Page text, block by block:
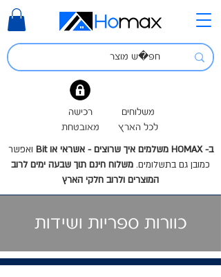
רכישה
מאובטחת
משלוחים
לכל הארץ
ב- HOMAX משלמים איך שרוצים - אשראי או Bit
ואפשר
כמובן גם בתשלומים. משלוח חינם תוך שבעה ימים לרוב
המוצרים ולרוב חלקי הארץ
כוורות ספריות ושידות